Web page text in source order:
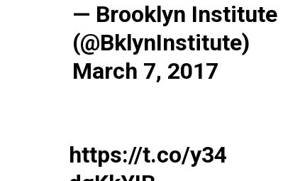
— Brooklyn Institute
(@BklynInstitute)
March 7, 2017
https://t.co/y34